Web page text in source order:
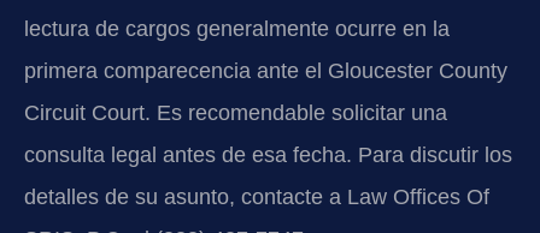
lectura de cargos generalmente ocurre en la
primera comparecencia ante el Gloucester County
Circuit Court. Es recomendable solicitar una
consulta legal antes de esa fecha. Para discutir los
detalles de su asunto, contacte a Law Offices Of